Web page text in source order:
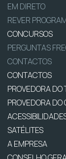
EM DIRETO
REVER
CONCURSOS
PERGUNTAS
CONTACTOS
CONTACTOS
PROVEDORA DO
PROVEDORA DO
SATÉLITES
A EMPRESA